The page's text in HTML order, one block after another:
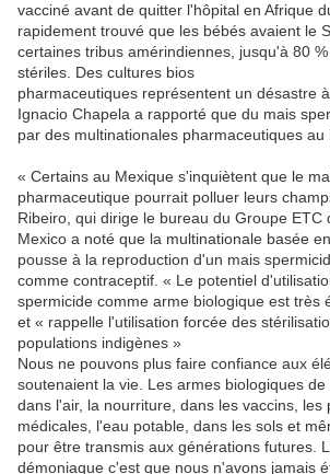
vacciné avant de quitter l'hôpital en Afrique
rapidement trouvé que les bébés avaient le
certaines tribus amérindiennes, jusqu'à 80
stériles. Des cultures bios
pharmaceutiques représentent un désastre
Ignacio Chapela a rapporté que du mais
par des multinationales pharmaceutiques au
« Certains au Mexique s'inquiètent que le
pharmaceutique pourrait polluer leurs
Ribeiro, qui dirige le bureau du Groupe ETC
Mexico a noté que la multinationale basée
pousse à la reproduction d'un mais
comme contraceptif. « Le potentiel
spermicide comme arme biologique est très
et « rappelle l'utilisation forcée des
populations indigènes »
Nous ne pouvons plus faire confiance aux
soutenaient la vie. Les armes biologiques
dans l'air, la nourriture, dans les vaccins, les
médicales, l'eau potable, dans les sols et
pour être transmis aux générations futures.
démoniaque c'est que nous n'avons jamais